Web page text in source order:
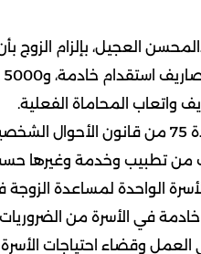
ترافعت عن الزوجة المحامية زينب الرامزي وطالبت بتطبيق نص
من تطبيب وخدمة وغيرها
الواحدة لمساعدة
خادمة في الأسرة من
العمل وقضاء احتياجات